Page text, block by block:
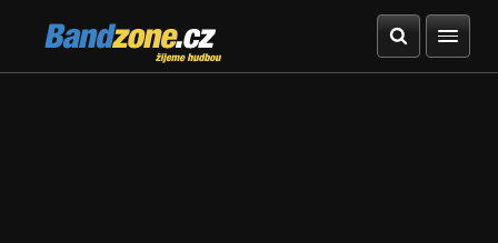
Bandzone.cz
žijeme hudbou